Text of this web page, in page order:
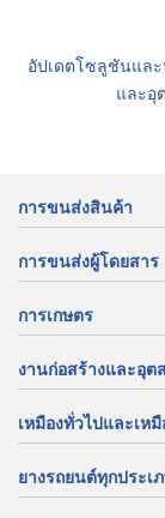
อัปเดตโซลูชันแล
และอุ
การขนส่งสินค้า
การขนส่งผู้โดยสาร
การเกษตร
งานก่อสร้างและอุต
เหมืองทั่วไปและเห
ยางรถยนต์ทุกประเ